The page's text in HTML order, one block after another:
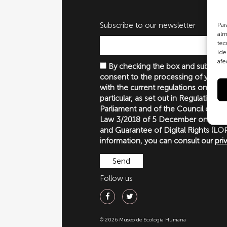
Subscribe to our newsletter
By checking the box and
consent to the processing of your
with the current regulations on
particular, as set out in Regulation
Parliament and of the Council of 27
Law 3/2018 of 5 December on the
and Guarantee of Digital Rights
information, you can consult our
Follow us
© 2026 Museo de Ecología Humana